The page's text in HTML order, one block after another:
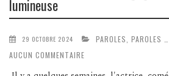
lumineuse
29 OCTOBRE 2024
PAROLES, PAROLES …
AUCUN COMMENTAIRE